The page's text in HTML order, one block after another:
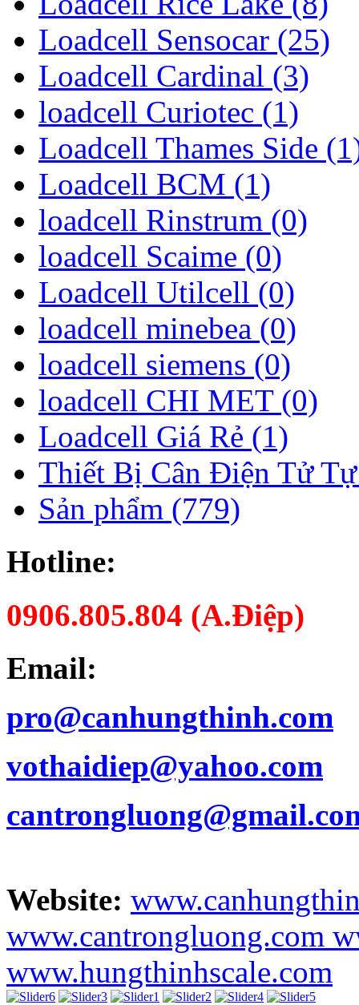
Loadcell Sensocar (25)
Loadcell Cardinal (3)
loadcell Curiotec (1)
Loadcell Thames Side
Loadcell BCM (1)
loadcell Rinstrum (0)
loadcell Scaime (0)
Loadcell Utilcell (0)
loadcell minebea (0)
loadcell siemens (0)
loadcell CHI MET (0)
Loadcell Giá Rẻ (1)
Thiết Bị Cân Điện Tử
Sản phẩm (779)
Hotline:
0906.805.804 (A.Điệp)
Email:
pro@canhungthinh.com
vothaidiep@yahoo.com
Website:
www.cantrongluong.com
www.hungthinhscale.com